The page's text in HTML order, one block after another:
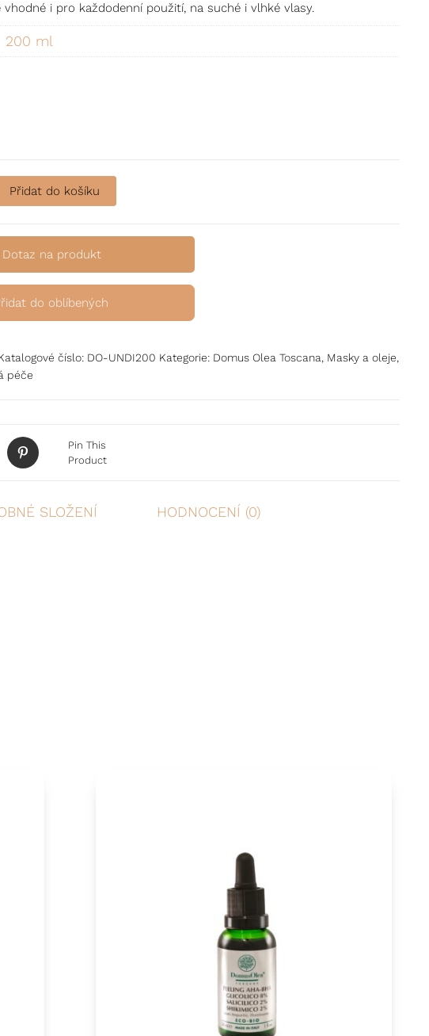
i pro každodenní použití, na suché i vlhké vlasy.
200 ml
sérum proti krepatění vlasů množství
Přidat do košíku
Dotaz na produkt
do oblíbených
číslo: DO-UNDI200 Kategorie: Domus Olea Toscana, Masky a oleje,
péče
Pin This
Product
SLOŽENÍ HODNOCENÍ (0)